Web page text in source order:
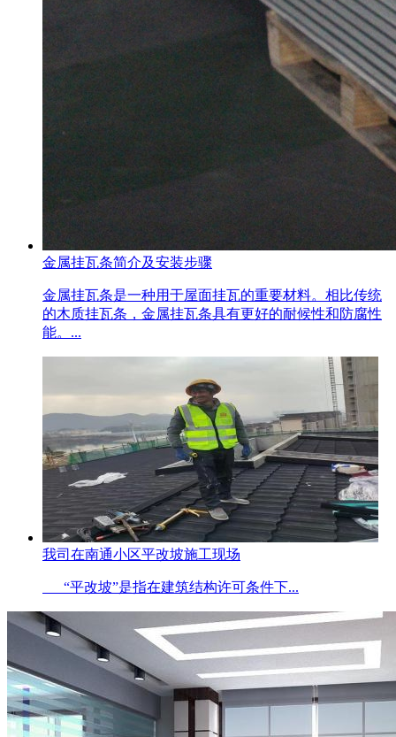
金属挂瓦条简介及安装步骤
金属挂瓦条是一种用于屋面挂瓦的重要材料。相比传统
的木质挂瓦条，金属挂瓦条具有更好的耐候性和防腐性
能。...
我司在南通小区平改坡施工现场
“平改坡”是指在建筑结构许可条件下...